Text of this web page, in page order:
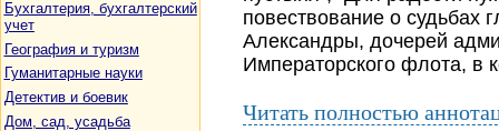
Бухгалтерия, бухгалтерский
учет
География и туризм
Гуманитарные науки
Детектив и боевик
Дом, сад, усадьба
повествование о судьбах
Александры, дочерей
Императорского флота, в
Читать полностью